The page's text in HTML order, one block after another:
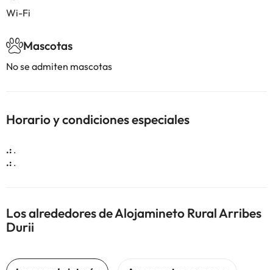
Wi-Fi
Mascotas
No se admiten mascotas
Horario y condiciones especiales
.: .
.: .
Los alrededores de Alojamineto Rural Arribes
Durii